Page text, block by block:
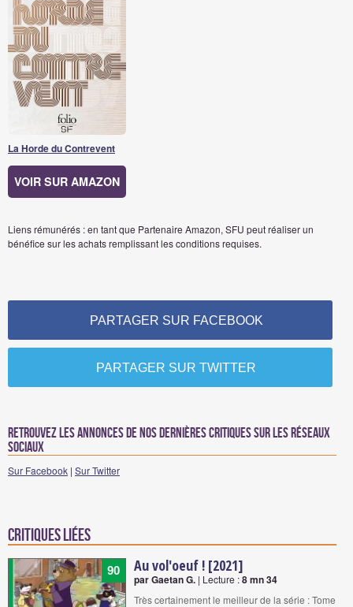
La Horde du Contrevent
VOIR SUR AMAZON
Liens rémunérés : en tant que Partenaire Amazon, SFU peut réaliser un
bénéfice sur les achats remplissant les conditions requises.
PARTAGER SUR FACEBOOK
PARTAGER SUR TWITTER
Retrouvez les annonces de nos dernières critiques sur les réseaux
sociaux
Sur Facebook | Sur Twitter
Critiques liées
90 Au vol'oeuf ! [2021]
par Gaetan G. | Lecture :8 mn 34
Très certainement le meilleur de la série : Tome